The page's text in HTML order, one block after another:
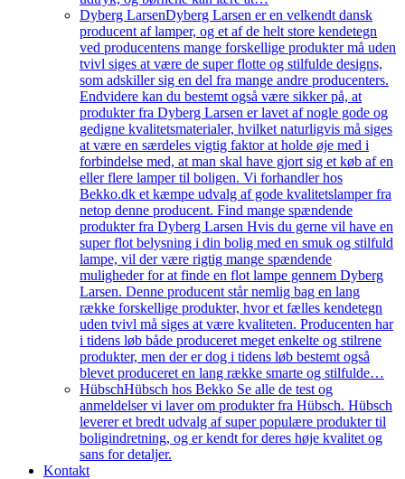
Dyberg LarsenDyberg Larsen er en velkendt dansk
producent af lamper, og et af de helt store kendetegn
ved producentens mange forskellige produkter må uden
tvivl siges at være de super flotte og stilfulde designs,
som adskiller sig en del fra mange andre producenters.
Endvidere kan du bestemt også være sikker på, at
produkter fra Dyberg Larsen er lavet af nogle gode og
gedigne kvalitetsmaterialer, hvilket naturligvis må siges
at være en særdeles vigtig faktor at holde øje med i
forbindelse med, at man skal have gjort sig et køb af en
eller flere lamper til boligen. Vi forhandler hos
Bekko.dk et kæmpe udvalg af gode kvalitetslamper fra
netop denne producent. Find mange spændende
produkter fra Dyberg Larsen Hvis du gerne vil have en
super flot belysning i din bolig med en smuk og stilfuld
lampe, vil der være rigtig mange spændende
muligheder for at finde en flot lampe gennem Dyberg
Larsen. Denne producent står nemlig bag en lang
række forskellige produkter, hvor et fælles kendetegn
uden tvivl må siges at være kvaliteten. Producenten har
i tidens løb både produceret meget enkelte og stilrene
produkter, men der er dog i tidens løb bestemt også
blevet produceret en lang række smarte og stilfulde…
HübschHübsch hos Bekko Se alle de test og
anmeldelser vi laver om produkter fra Hübsch. Hübsch
leverer et bredt udvalg af super populære produkter til
boligindretning, og er kendt for deres høje kvalitet og
sans for detaljer.
Kontakt